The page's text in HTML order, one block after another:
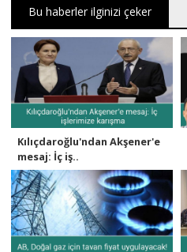
Bu haberler ilginizi çeker
Kılıçdaroğlu'ndan Akşener'e
mesaj: İç iş..